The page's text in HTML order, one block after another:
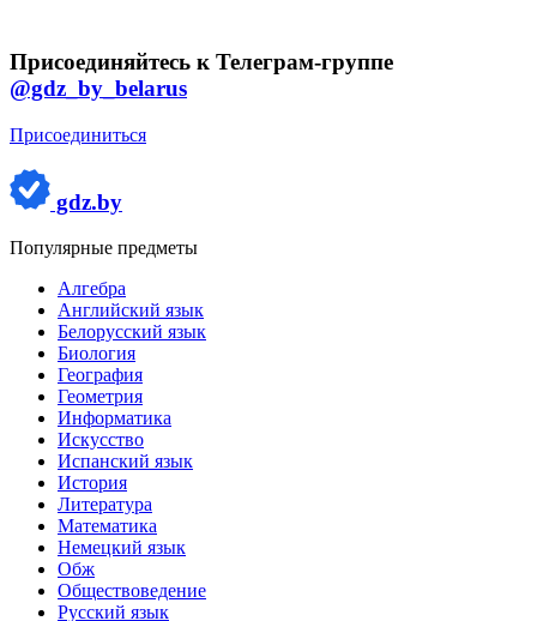
Присоединяйтесь к Телеграм-группе
@gdz_by_belarus
Присоединиться
gdz.by
Популярные предметы
Алгебра
Английский язык
Белорусский язык
Биология
География
Геометрия
Информатика
Искусство
Испанский язык
История
Литература
Математика
Немецкий язык
Обж
Обществоведение
Русский язык